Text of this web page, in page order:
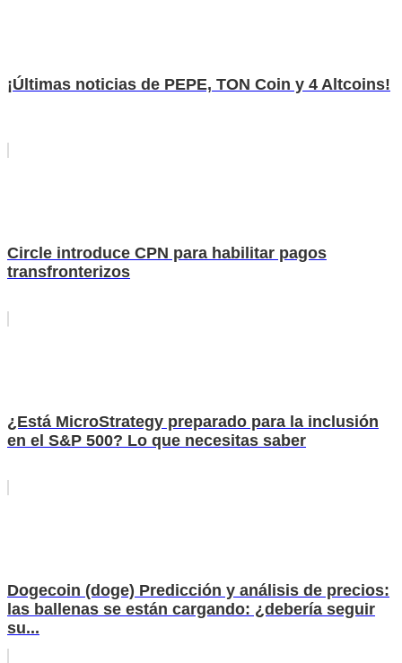
¡Últimas noticias de PEPE, TON Coin y 4 Altcoins!
Circle introduce CPN para habilitar pagos
transfronterizos
¿Está MicroStrategy preparado para la inclusión
en el S&P 500? Lo que necesitas saber
Dogecoin (doge) Predicción y análisis de precios:
las ballenas se están cargando: ¿debería seguir
su...